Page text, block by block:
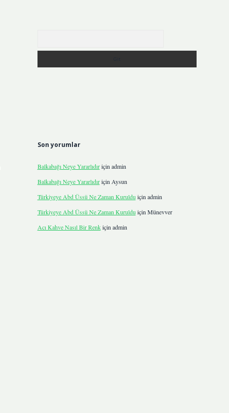
Son yorumlar
Balkabağı Neye Yararlıdıriçin admin
Balkabağı Neye Yararlıdıriçin Aysun
Türkiyeye Abd Üssü Ne Zaman Kuruldu için admin
Türkiyeye Abd Üssü Ne Zaman Kuruldu için Münevver
Acı Kahve Nasıl Bir Renkiçin admin